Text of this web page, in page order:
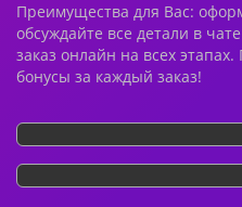
Преимущества для Вас:
обсуждайте все детали в
заказ онлайн на всех
бонусы за каждый заказ!